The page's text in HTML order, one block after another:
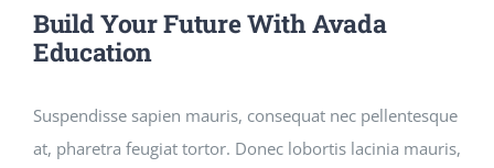
Build Your Future With Avada
Education
Suspendisse sapien mauris, consequat nec pellentesque
at, pharetra feugiat tortor. Donec lobortis lacinia mauris,